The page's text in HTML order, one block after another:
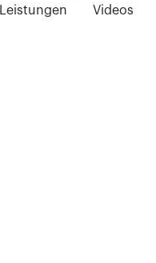
Leistungen Videos